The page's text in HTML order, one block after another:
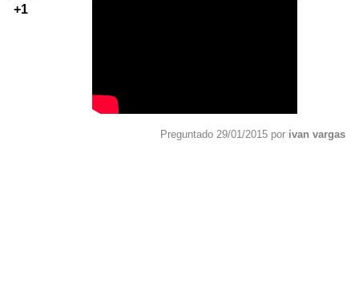
+1
Preguntado 29/01/2015 por ivan vargas